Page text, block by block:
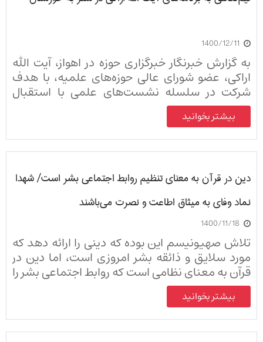
1400/12/11
به گزارش خبرنگار خبرگزاری حوزه در اهواز، آیت الله
اراکی، عضو شورای عالی حوزه‌های علمیه، با هدف
شرکت در سلسله نشست‌های علمی با استقبال
مدیر حوزه علمیه خوزستان و سایر مسئولان نهادهای
حوزوی استان وارد اهواز شد.
بیشتر بخوانید
دین در قرآن به معنای تنظیم روابط اجتماعی بشر است/ شهدا
نماد وفای به میثاق اطاعت و نصرت می‌باشند
1400/11/18
تلاش صهیونیسم این بوده که دینی را ارائه دهد که
مورد سلایق و ذائقه بشر امروزی است، اما دین در
قرآن به معنای نظامی است که روابط اجتماعی بشر را
تنظیم می‌کند.
بیشتر بخوانید